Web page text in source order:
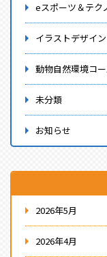
eスポーツ＆テク
イラストデザイ
動物自然環境コ
未分類
お知らせ
2026年5月
2026年4月